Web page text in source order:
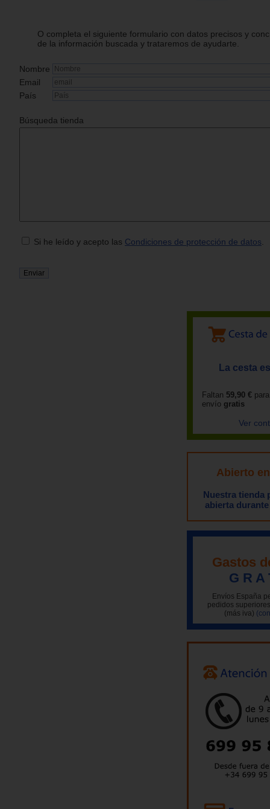
O completa el siguiente formulario con datos precisos y
de la información buscada y trataremos de ayudarte.
Nombre
Email
País
Búsqueda tienda
Si he leído y acepto las Condiciones de protección de datos
La cesta
Faltan 59,90 €
envío gratis
Ver
Abierto
Nuestra tienda
abierta
Gastos
G R A
Envíos España
pedidos
(más iva)